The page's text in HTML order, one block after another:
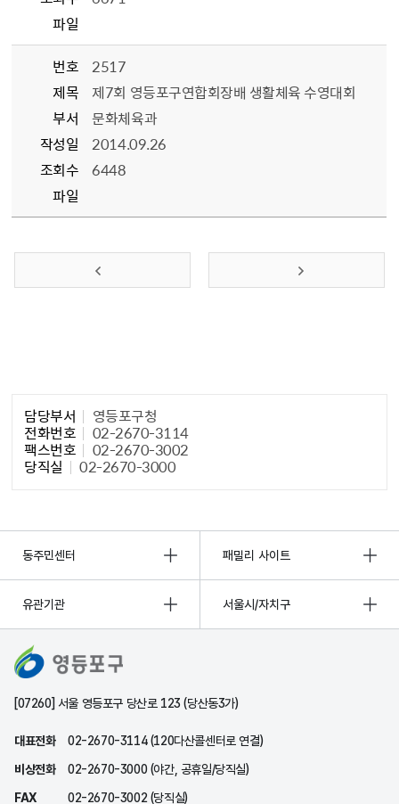
파일
번호
2517
제목
제7회 영등포구연합회장배 생활체육 수영대회
부서
문화체육과
작성일
2014.09.26
조회수
6448
파일
이전 페이지 다음 페이지
담당부서 영등포구청
전화번호 02-2670-3114
팩스번호 02-2670-3002
당직실 02-2670-3000
동주민센터 패밀리 사이트
유관기관 서울시/자치구
[07260] 서울 영등포구 당산로 123 (당산동3가)
대표전화
02-2670-3114 (120다산콜센터로 연결)
비상전화
02-2670-3000 (야간, 공휴일/당직실)
FAX
02-2670-3002 (당직실)